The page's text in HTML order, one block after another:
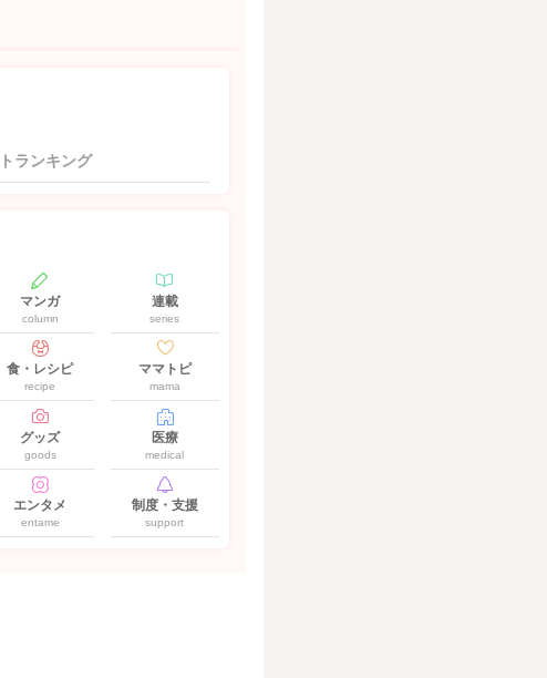
ランキング
マンガ
column
連載
series
食・レシピ
recipe
ママトピ
mama
グッズ
goods
医療
medical
エンタメ
entame
制度・支援
support